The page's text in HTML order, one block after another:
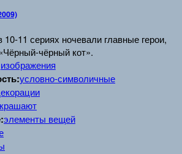
11 сериях ночевали главные герои,
чёрный кот».
изображения
условно-символичные
элементы вещей